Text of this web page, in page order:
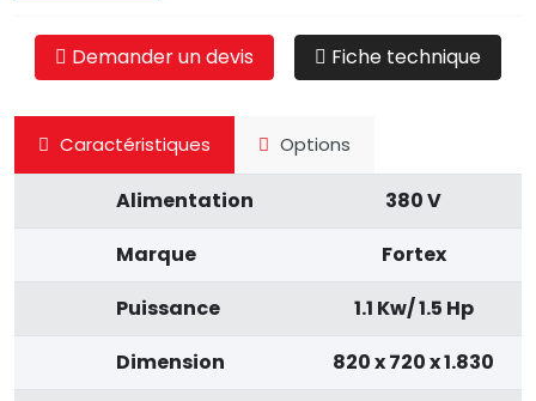
Demander un devis Fiche technique
Caractéristiques Options
Alimentation
380 V
Marque
Fortex
Puissance
1.1 Kw/ 1.5 Hp
Dimension
820 x 720 x 1.830